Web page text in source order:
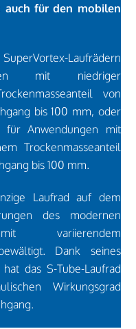
auch für den mobilen
Laufrädern
mit niedriger
von
bis 100 mm, oder
für Anwendungen mit
Trockenmasseanteil
bis 100 mm.
Laufrad auf dem
des modernen
mit variierendem
Dank seines
das S-Tube-Laufrad
Wirkungsgrad